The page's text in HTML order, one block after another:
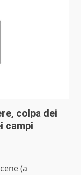
colpa dei
campi
(a